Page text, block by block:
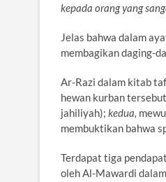
kepada orang yang
Jelas bahwa dalam
membagikan daging-
Ar-Razi dalam kitab
hewan kurban
jahiliyah); kedua,
membuktikan bahwa
Terdapat tiga
oleh Al-Mawardi